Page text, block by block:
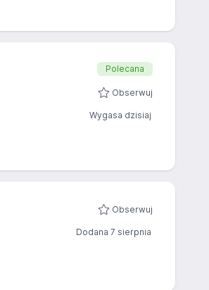
Polecana
Obserwuj
Wygasa dzisiaj
Obserwuj
Dodana 7 sierpnia